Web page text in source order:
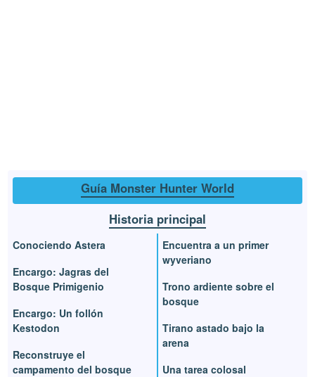
Guía Monster Hunter World
Historia principal
Conociendo Astera
Encargo: Jagras del
Bosque Primigenio
Encargo: Un follón
Kestodon
Reconstruye el
campamento del bosque
Encuentra a un primer
wyveriano
Trono ardiente sobre el
bosque
Tirano astado bajo la
arena
Una tarea colosal